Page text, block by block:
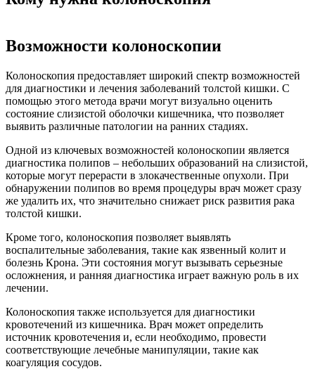
Возможности колоноскопии
Колоноскопия предоставляет широкий спектр возможностей
для диагностики и лечения заболеваний толстой кишки. С
помощью этого метода врачи могут визуально оценить
состояние слизистой оболочки кишечника, что позволяет
выявить различные патологии на ранних стадиях.
Одной из ключевых возможностей колоноскопии является
диагностика полипов – небольших образований на слизистой,
которые могут перерасти в злокачественные опухоли. При
обнаружении полипов во время процедуры врач может сразу
же удалить их, что значительно снижает риск развития рака
толстой кишки.
Кроме того, колоноскопия позволяет выявлять
воспалительные заболевания, такие как язвенный колит и
болезнь Крона. Эти состояния могут вызывать серьезные
осложнения, и ранняя диагностика играет важную роль в их
лечении.
Колоноскопия также используется для диагностики
кровотечений из кишечника. Врач может определить
источник кровотечения и, если необходимо, провести
соответствующие лечебные манипуляции, такие как
коагуляция сосудов.